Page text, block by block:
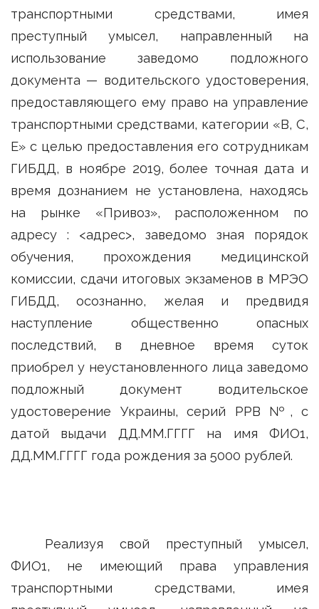
транспортными средствами, имея
преступный умысел, направленный на
использование заведомо подложного
документа — водительского удостоверения,
предоставляющего ему право на управление
транспортными средствами, категории «В, С,
Е» с целью предоставления его сотрудникам
ГИБДД, в ноябре 2019, более точная дата и
время дознанием не установлена, находясь
на рынке «Привоз», расположенном по
адресу : <адрес>, заведомо зная порядок
обучения, прохождения медицинской
комиссии, сдачи итоговых экзаменов в МРЭО
ГИБДД, осознанно, желая и предвидя
наступление общественно опасных
последствий, в дневное время суток
приобрел у неустановленного лица заведомо
подложный документ водительское
удостоверение Украины, серий РРВ №, с
датой выдачи ДД.ММ.ГГГГ на имя ФИО1,
ДД.ММ.ГГГГ года рождения за 5000 рублей.
Реализуя свой преступный умысел,
ФИО1, не имеющий права управления
транспортными средствами, имея